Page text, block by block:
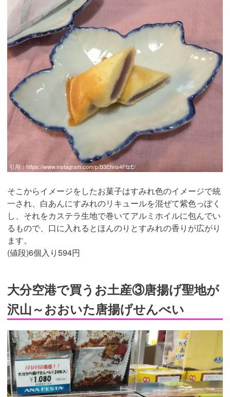
引用：https://www.instagram.com/p/B3Ehns4FfzE/
そこからイメージをしたお菓子はすみれ色のイメージで統
一され、白あんにすみれのリキュールを混ぜて紫色っぽく
し、それをカステラ生地で巻いてアルミホイルに包んでい
るもので、口に入れるとほんのりとすみれの香りが広がり
ます。
(値段)6個入り594円
大分空港で買うお土産③唐揚げ聖地が
沢山～おおいた唐揚げせんべい